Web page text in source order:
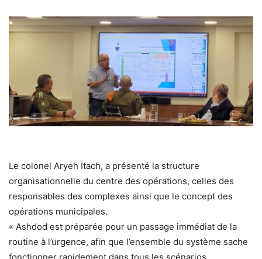
Le colonel Aryeh Itach, a présenté la structure
organisationnelle du centre des opérations, celles des
responsables des complexes ainsi que le concept des
opérations municipales.
« Ashdod est préparée pour un passage immédiat de la
routine à l’urgence, afin que l’ensemble du système sache